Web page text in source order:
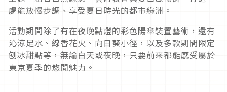
處能放慢步調、享受夏日時光的都市綠洲。
活動期間除了有在夜晚點燈的彩色陽傘裝置藝術，還有
沁涼足水、線香花火、向日葵小徑，以及多款期間限定
刨冰甜點等，無論白天或夜晚，只要前來都能感受屬於
東京夏季的悠閒魅力。